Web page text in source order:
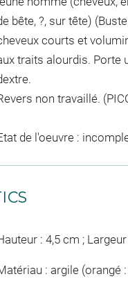
bête, ?, sur tête)
courts et
traits alourdis. Porte
non travaillé.
de l'oeuvre :
: 4,5 cm ;
: argile (orangé